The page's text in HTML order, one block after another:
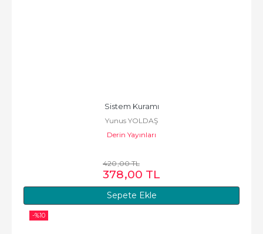
Sepete Ekle
Sistem Kuramı
Yunus YOLDAŞ
Derin Yayınları
420,00TL
378,00 TL
-%10